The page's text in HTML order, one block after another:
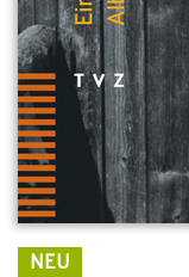
NEU